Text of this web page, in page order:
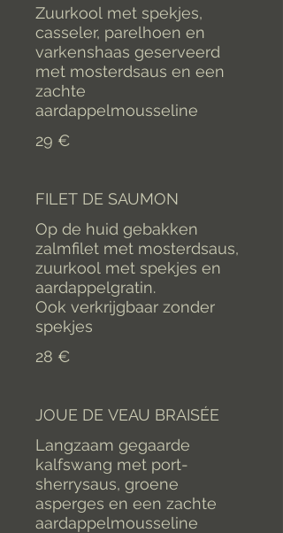
Zuurkool met spekjes,
casseler, parelhoen en
varkenshaas geserveerd
met mosterdsaus en een
zachte
aardappelmousseline
29 €
FILET DE SAUMON
Op de huid gebakken
zalmfilet met mosterdsaus,
zuurkool met spekjes en
aardappelgratin.
Ook verkrijgbaar zonder
spekjes
28 €
JOUE DE VEAU BRAISÉE
Langzaam gegaarde
kalfswang met port-
sherrysaus, groene
asperges en een zachte
aardappelmousseline